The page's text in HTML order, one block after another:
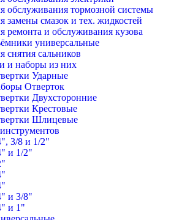
обслуживания тормозной системы
замены смазок и тех. жидкостей
ремонта и обслуживания кузова
универсальные
снятия сальников
и наборы из них
Ударные
Отверток
Двухсторонние
Крестовые
Шлицевые
3/8 и 1/2"
и 1/2"
и 3/8"
и 1"